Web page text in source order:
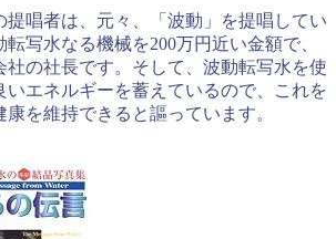
提唱者は、元々、「波動」を提唱してい
写水なる機械を200万円近い金額で、
社の社長です。そして、波動転写水を使
いエネルギーを蓄えているので、これを
を維持できると謳っています。